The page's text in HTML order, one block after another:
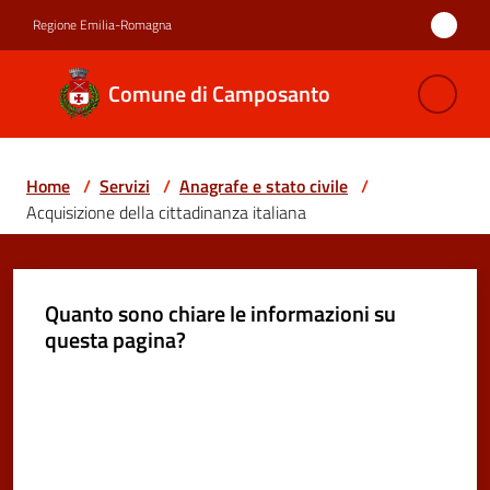
Regione Emilia-Romagna
Comune di Camposanto
Comune di
Camposanto
Amministrazione
Servizi
Menu selezionato
Home / Servizi / Anagrafe e stato civile /
Acquisizione della cittadinanza italiana
Quanto sono chiare le informazioni su
questa pagina?